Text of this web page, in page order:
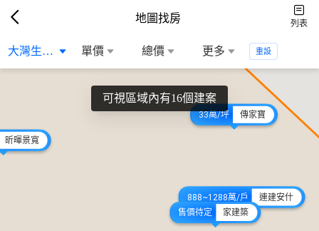
地圖找房 列表
大灣生活圈 單價 總價 更多 重設
33萬/坪 傳家寶
888~1288萬/戶 連建安什
售價待定 家建築
昕暉景寬
可視區域內有16個建案